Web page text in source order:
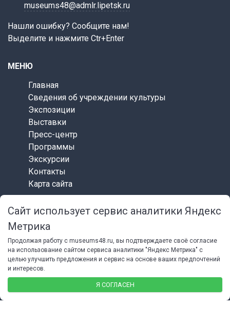
museums48@admlr.lipetsk.ru
Нашли ошибку? Сообщите нам!
Выделите и нажмите Ctr+Enter
МЕНЮ
Главная
Сведения об учреждении культуры
Экспозиции
Выставки
Пресс-центр
Программы
Экскурсии
Контакты
Карта сайта
СОЦИАЛЬНЫЕ СЕТИ
© 2026 Липецкий областной краеведческий музей
Сайт использует сервис аналитики Яндекс
Метрика
Продолжая работу с museums48.ru, вы подтверждаете своё согласие
на использование сайтом сервиса аналитики "Яндекс Метрика" с
целью улучшить предложения и сервис на основе ваших предпочтений
и интересов.
Я СОГЛАСЕН